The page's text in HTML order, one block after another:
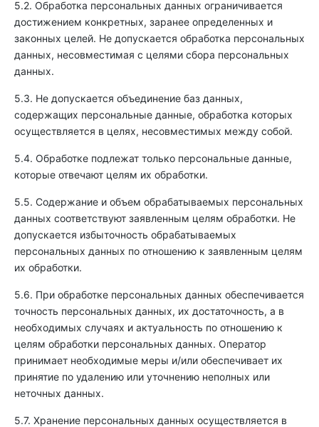
5.2. Обработка персональных данных ограничивается
достижением конкретных, заранее определенных и
законных целей. Не допускается обработка персональных
данных, несовместимая с целями сбора персональных
данных.
5.3. Не допускается объединение баз данных,
содержащих персональные данные, обработка которых
осуществляется в целях, несовместимых между собой.
5.4. Обработке подлежат только персональные данные,
которые отвечают целям их обработки.
5.5. Содержание и объем обрабатываемых персональных
данных соответствуют заявленным целям обработки. Не
допускается избыточность обрабатываемых
персональных данных по отношению к заявленным целям
их обработки.
5.6. При обработке персональных данных обеспечивается
точность персональных данных, их достаточность, а в
необходимых случаях и актуальность по отношению к
целям обработки персональных данных. Оператор
принимает необходимые меры и/или обеспечивает их
принятие по удалению или уточнению неполных или
неточных данных.
5.7. Хранение персональных данных осуществляется в